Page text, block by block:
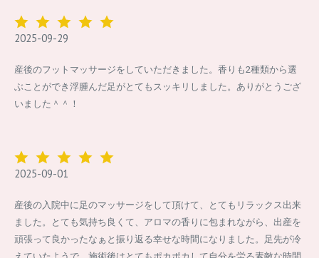
2025-09-29
産後のフットマッサージをしていただきました。香りも2種類から選
ぶことができ浮腫んだ足がとてもスッキリしました。ありがとうござ
いました＾＾！
2025-09-01
産後の入院中に足のマッサージをして頂けて、とてもリラックス出来
ました。とても気持ち良くて、アロマの香りに包まれながら、出産を
頑張って良かったなぁと振り返る幸せな時間になりました。足先が冷